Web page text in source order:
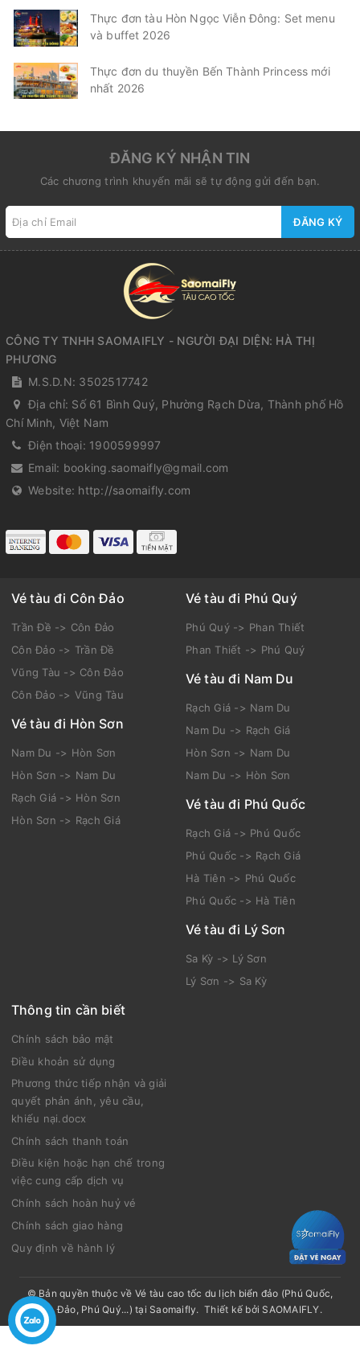
Thực đơn tàu Hòn Ngọc Viễn Đông: Set menu
và buffet 2026
Thực đơn du thuyền Bến Thành Princess mới
nhất 2026
ĐĂNG KÝ NHẬN TIN
Các chương trình khuyến mãi sẽ tự động gửi đến bạn.
ĐĂNG KÝ
CÔNG TY TNHH SAOMAIFLY - NGƯỜI ĐẠI DIỆN: HÀ THỊ
PHƯƠNG
M.S.D.N: 3502517742
Địa chỉ: Số 61 Bình Quý, Phường Rạch Dừa, Thành phố Hồ
Chí Minh, Việt Nam
Điện thoại: 1900599997
Email: booking.saomaifly@gmail.com
Website: http://saomaifly.com
Vé tàu đi Côn Đảo
Trần Đề -> Côn Đảo
Côn Đảo -> Trần Đề
Vũng Tàu -> Côn Đảo
Côn Đảo -> Vũng Tàu
Vé tàu đi Hòn Sơn
Nam Du -> Hòn Sơn
Hòn Sơn -> Nam Du
Rạch Giá -> Hòn Sơn
Hòn Sơn -> Rạch Giá
Vé tàu đi Phú Quý
Phú Quý -> Phan Thiết
Phan Thiết -> Phú Quý
Vé tàu đi Nam Du
Rạch Giá -> Nam Du
Nam Du -> Rạch Giá
Hòn Sơn -> Nam Du
Nam Du -> Hòn Sơn
Vé tàu đi Phú Quốc
Rạch Giá -> Phú Quốc
Phú Quốc -> Rạch Giá
Hà Tiên -> Phú Quốc
Phú Quốc -> Hà Tiên
Vé tàu đi Lý Sơn
Sa Kỳ -> Lý Sơn
Lý Sơn -> Sa Kỳ
Thông tin cần biết
Chính sách bảo mật
Điều khoản sử dụng
Phương thức tiếp nhận và giải
quyết phản ánh, yêu cầu,
khiếu nại.docx
Chính sách thanh toán
Điều kiện hoặc hạn chế trong
việc cung cấp dịch vụ
Chính sách hoàn huỷ vé
Chính sách giao hàng
Quy định về hành lý
© Bản quyền thuộc về Vé tàu cao tốc du lịch biển đảo (Phú Quốc,
Côn Đảo, Phú Quý...) tại Saomaifly.Thiết kế bởi SAOMAIFLY.